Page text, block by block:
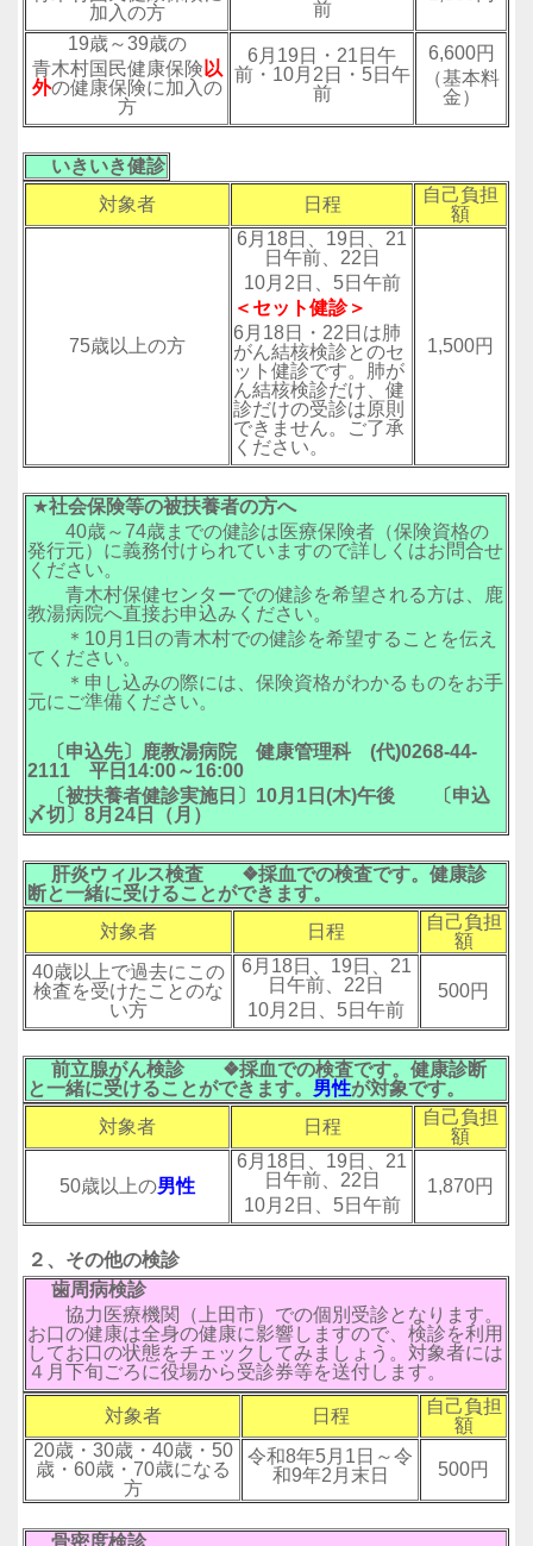
加入の方
前
19歳～39歳の
青木村国民健康保険 以
外の健康保険に加入の
方
6月19日・21日午
前・10月2日・5日午
前
6,600円
（基本料
金）
いきいき健診
対象者
日程
自己負担
額
75歳以上の方
6月18日、19日、21
日午前、22日
10月2日、5日午前
＜セット健診＞
6月18日・22日は肺
がん結核検診とのセ
ット健診です。肺が
ん結核検診だけ、健
診だけの受診は原則
できません。ご了承
ください。
1,500円
★社会保険等の被扶養者の方へ
40歳～74歳までの健診は医療保険者（保険資格の
発行元）に義務付けられていますので詳しくはお問合せ
ください。
青木村保健センターでの健診を希望される方は、鹿
教湯病院へ直接お申込みください。
＊10月1日の青木村での健診を希望することを伝え
てください。
＊申し込みの際には、保険資格がわかるものをお手
元にご準備ください。
〔申込先〕鹿教湯病院 健康管理科 (代)0268‐44‐
2111 平日14:00～16:00
〔被扶養者健診実施日〕10月1日(木)午後 〔申込
〆切〕8月24日（月）
肝炎ウィルス検査 ❖採血での検査です。健康診
断と一緒に受けることができます。
対象者
日程
自己負担
額
40歳以上で過去にこの
検査を受けたことのな
い方
6月18日、19日、21
日午前、22日
10月2日、5日午前
500円
前立腺がん検診 ❖採血での検査です。健康診断
と一緒に受けることができます。 男性が対象です。
対象者
日程
自己負担
額
50歳以上の男性
6月18日、19日、21
日午前、22日
10月2日、5日午前
1,870円
２、その他の検診
歯周病検診
協力医療機関（上田市）での個別受診となります。
お口の健康は全身の健康に影響しますので、検診を利用
してお口の状態をチェックしてみましょう。対象者には
４月下旬ごろに役場から受診券等を送付します。
対象者 日程
自己負担
額
20歳・30歳・40歳・50
歳・60歳・70歳になる
方
令和8年5月1日～令
和9年2月末日
500円
骨密度検診